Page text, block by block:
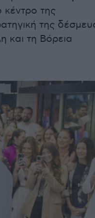
κέντρο της
της
και τη Βόρεια